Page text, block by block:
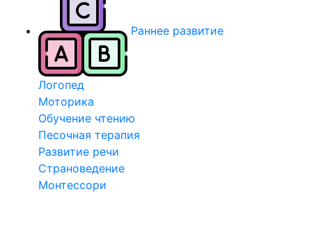
Раннее развитие
Логопед
Моторика
Обучение чтению
Песочная терапия
Развитие речи
Страноведение
Монтессори